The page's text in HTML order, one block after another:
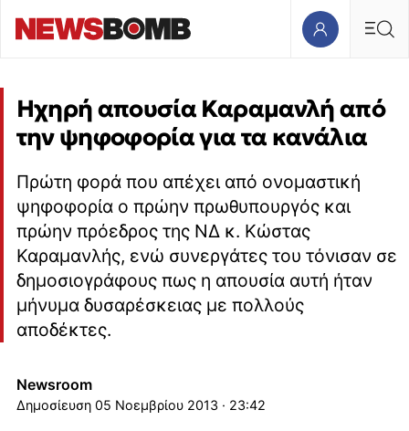
Ηχηρή απουσία Καραμανλή από
την ψηφοφορία για τα κανάλια
Πρώτη φορά που απέχει από ονομαστική
ψηφοφορία ο πρώην πρωθυπουργός και
πρώην πρόεδρος της ΝΔ κ. Κώστας
Καραμανλής, ενώ συνεργάτες του τόνισαν σε
δημοσιογράφους πως η απουσία αυτή ήταν
μήνυμα δυσαρέσκειας με πολλούς
αποδέκτες.
Newsroom
05 Νοεμβρίου 2013 · 23:42